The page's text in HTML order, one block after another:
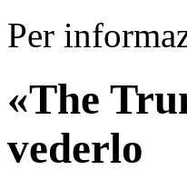
Per
«The
vederlo